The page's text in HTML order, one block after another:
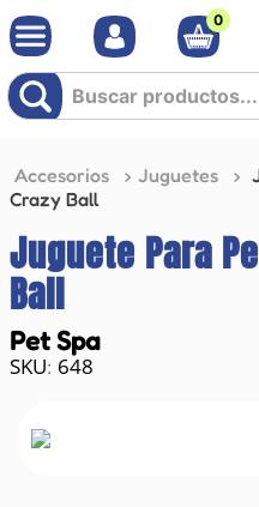
0
Buscar productos...
Accesorios Juguetes
Crazy Ball
Juguete Para
Ball
Pet Spa
: 648